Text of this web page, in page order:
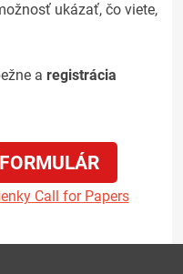
ukázať, čo viete,
a registrácia
Call for Papers